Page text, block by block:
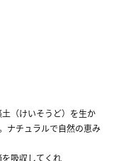
（けいそうど）を生か
ナチュラルで自然の恵み
吸収してくれ